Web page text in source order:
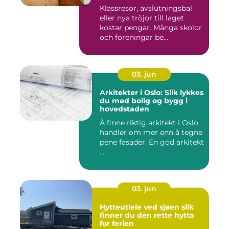
Klassresor, avslutningsbal
eller nya tröjor till laget
kostar pengar. Många skolor
och föreningar be...
03. jun
Arkitekter i Oslo: Slik lykkes
du med bolig og bygg i
hovedstaden
Å finne riktig arkitekt i Oslo
handler om mer enn å tegne
pene fasader. En god arkitekt
...
03. jun
Hytteutleie ved sjøen slik
finner du den rette hytta
for ferien